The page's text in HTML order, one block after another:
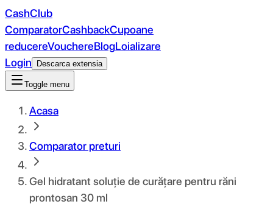
CashClub
ComparatorCashbackCupoane
reducereVouchereBlogLoializare
Login
Descarca extensia
Toggle menu
Acasa
Comparator preturi
Gel hidratant soluție de curățare pentru răni
prontosan 30 ml